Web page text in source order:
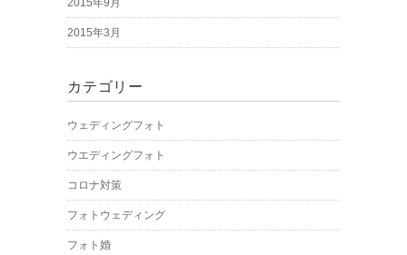
2015年9月
2015年3月
カテゴリー
ウェディングフォト
ウエディングフォト
コロナ対策
フォトウェディング
フォト婚